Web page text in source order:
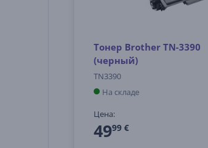
Тонер Brother TN-3390
(черный)
TN3390
На складе
Цена:
4999 €